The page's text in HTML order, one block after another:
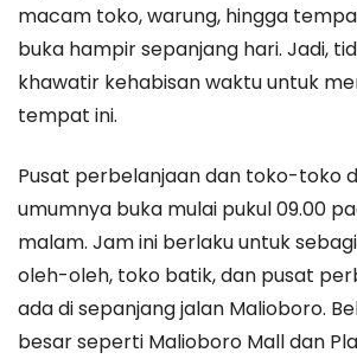
macam toko, warung, hingga
buka hampir sepanjang hari. Jadi,
khawatir kehabisan waktu untuk
tempat ini.
Pusat perbelanjaan dan toko-toko
umumnya buka mulai pukul 09.00
malam. Jam ini berlaku untuk
oleh-oleh, toko batik, dan pusat
ada di sepanjang jalan Malioboro.
besar seperti Malioboro Mall dan